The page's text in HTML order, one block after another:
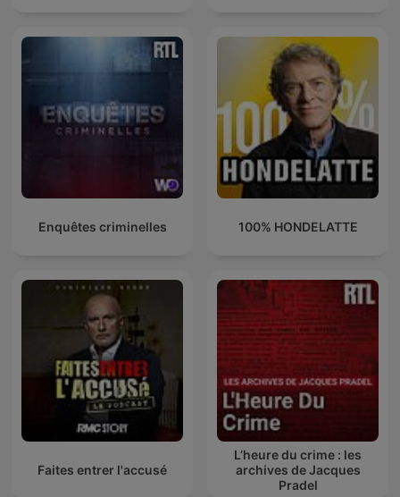
Enquêtes criminelles 100% HONDELATTE
Faites entrer l'accusé
L’heure du crime : les
archives de Jacques
Pradel